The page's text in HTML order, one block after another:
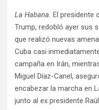
La Habana. El presidente
Trump, redobló ayer sus
que realizó nuevas
Cuba casi
campaña en Irán,
Miguel Díaz-Canel,
encabezar la marcha en
junto al ex presidente